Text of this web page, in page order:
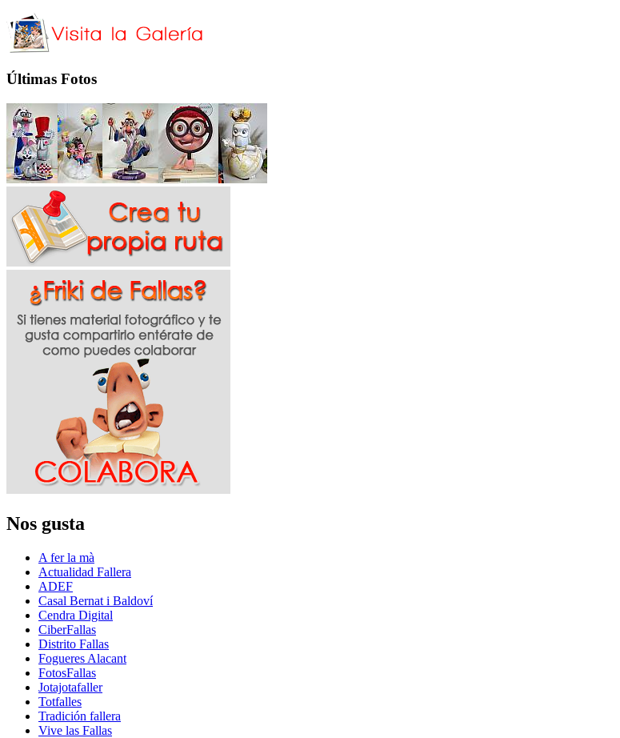
Últimas Fotos
Nos gusta
A fer la mà
Actualidad Fallera
ADEF
Casal Bernat i Baldoví
Cendra Digital
CiberFallas
Distrito Fallas
Fogueres Alacant
FotosFallas
Jotajotafaller
Totfalles
Tradición fallera
Vive las Fallas